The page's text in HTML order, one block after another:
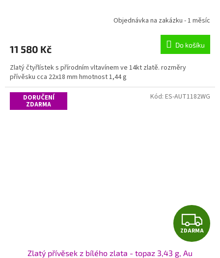
R
M
A
Objednávka na zakázku - 1 měsíc
11 580 Kč Do košíku
Zlatý čtyřlístek s přírodním vltavínem ve 14kt zlatě. rozměry
přívěsku cca 22x18 mm hmotnost 1,44 g
DORUČENÍ
ZDARMA
Z
D
ZDARMA
Zlatý přívěsek z bílého zlata - topaz 3,43 g, Au
Kód: ES-AUT1182WG